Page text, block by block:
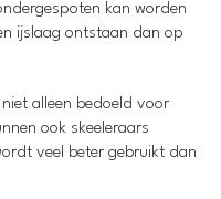
kan worden
ijslaag ontstaan dan op
alleen bedoeld voor
ook skeeleraars
veel beter gebruikt dan